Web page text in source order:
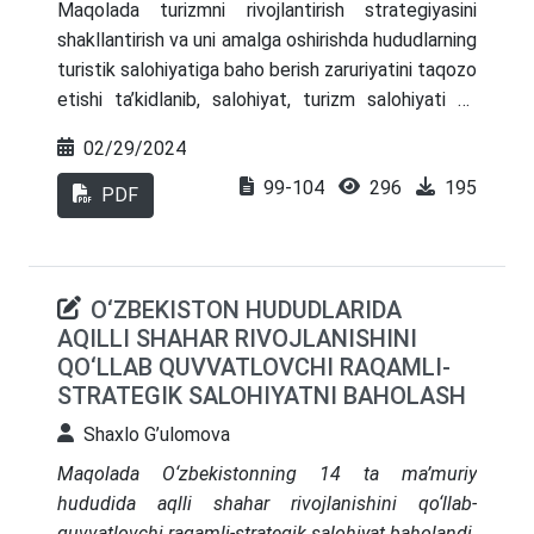
salohiyatini oshirish diversifikatsion siyosatni
kuchaytirish mintaqalar iqtisodiyotini barqarorligini
va mamlakatimizdagi hozirgi holati yoritib berilgan.
Maqolada turizmni rivojlantirish strategiyasini
shakllantirish va uni amalga oshirishda hududlarning
turistik salohiyatiga baho berish zaruriyatini taqozo
etishi ta’kidlanib, salohiyat, turizm salohiyati va
tahlil etilgan. Hududlarning turistik salohiyatiga
baho berishshda unga ikki tomonlama – ресурсга
асосланган ва жараён yondashуви zarurligi
yondoshuviga asoslangan holda ekspert baholari
yordamida baholash metodi taklif etilgan.
02/29/2024
PDF 99-104 296 195
O‘ZBEKISTON HUDUDLARIDA
AQILLI SHAHAR RIVOJLANISHINI
QO‘LLAB QUVVATLOVCHI RAQAMLI-
STRATEGIK SALOHIYATNI BAHOLASH
Shaxlo G’ulomova
Maqolada O‘zbekistonning 14 ta ma’muriy
hududida aqlli shahar rivojlanishini qo‘llab-